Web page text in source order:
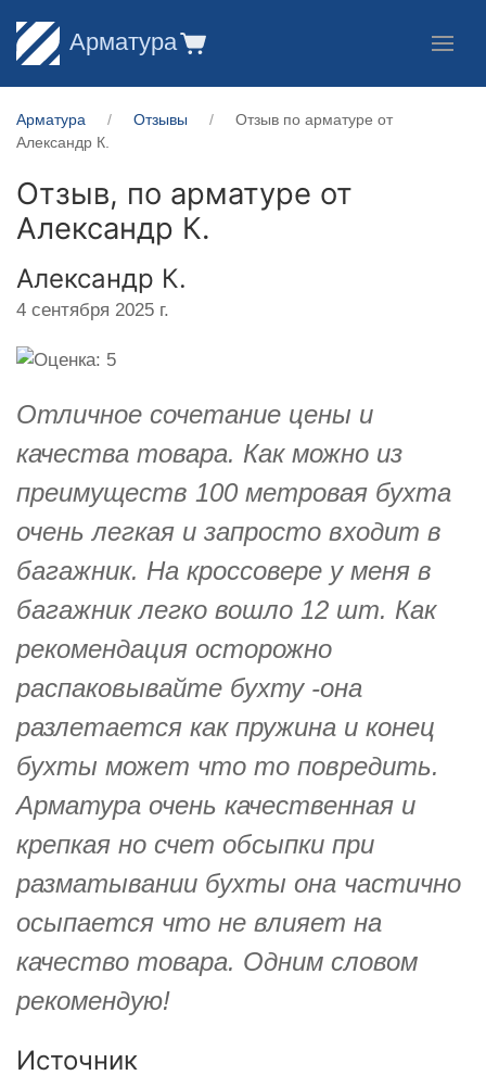
Арматура
Арматура Отзывы
Отзыв по арматуре от
Александр К.
Отзыв, по арматуре от
Александр К.
Александр К.
4 сентября 2025 г.
Отличное сочетание цены и
качества товара. Как можно из
преимуществ 100 метровая бухта
очень легкая и запросто входит в
багажник. На кроссовере у меня в
багажник легко вошло 12 шт. Как
рекомендация осторожно
распаковывайте бухту -она
разлетается как пружина и конец
бухты может что то повредить.
Арматура очень качественная и
крепкая но счет обсыпки при
разматывании бухты она частично
осыпается что не влияет на
качество товара. Одним словом
рекомендую!
Источник